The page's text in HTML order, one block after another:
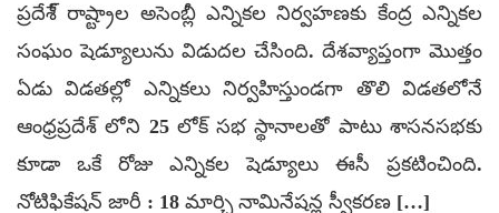
ప్రదేశే్ రాష్ట్రాల అసెంబ్లీ ఎన్నికల నిర్వహణకు కేంద్ర ఎన్నికల
సంఘం షెడ్యూలును విడుదల చేసింది. దేశవ్యాప్తంగా మొత్తం
ఏడు విడతల్లో ఎన్నికలు నిర్వహిస్తుండగా తొలి విడతలోనే
ఆంధ్రప్రదేశ్ లోని 25 లోక్ సభ స్థానాలతో పాటు శాసనసభకు
కూడా ఒకే రోజు ఎన్నికల షెడ్యూలు ఈసీ ప్రకటించింది.
నోటిఫికేషన్ జారీ : 18 మార్చి నామినేషన్ల స్వీకరణ […]